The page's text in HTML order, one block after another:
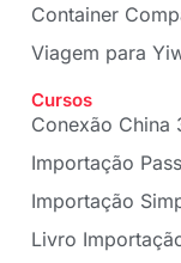
Container
Viagem para
Cursos
Conexão China
Importação
Importação
Livro